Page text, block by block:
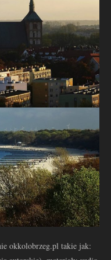
okkolobrzeg.pl takie jak: